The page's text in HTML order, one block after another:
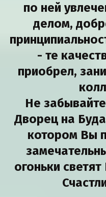
по ней
делом,
- те
приобрел,
Не
Дворец на
котором Вы
огоньки